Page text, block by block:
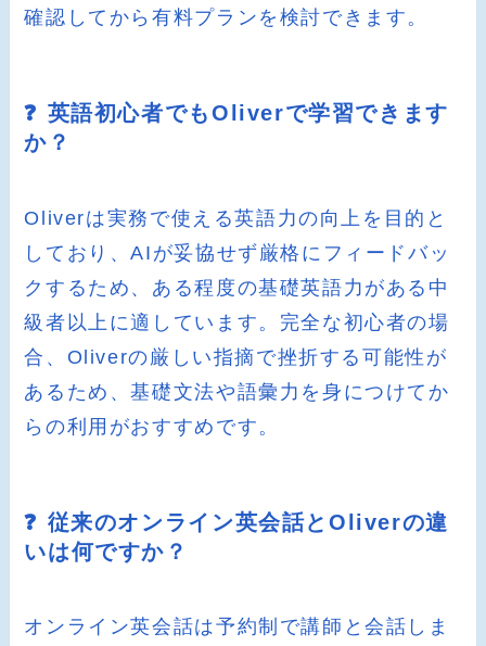
確認してから有料プランを検討できます。
❓ 英語初心者でもOliverで学習できます
か？
Oliverは実務で使える英語力の向上を目的と
しており、AIが妥協せず厳格にフィードバッ
クするため、ある程度の基礎英語力がある中
級者以上に適しています。完全な初心者の場
合、Oliverの厳しい指摘で挫折する可能性が
あるため、基礎文法や語彙力を身につけてか
らの利用がおすすめです。
❓ 従来のオンライン英会話とOliverの違
いは何ですか？
オンライン英会話は予約制で講師と会話しま